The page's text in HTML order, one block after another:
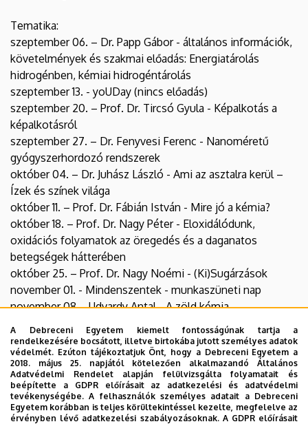
Tematika:
szeptember 06. – Dr. Papp Gábor - általános információk,
követelmények és szakmai előadás: Energiatárolás
hidrogénben, kémiai hidrogéntárolás
szeptember 13. - yoUDay (nincs előadás)
szeptember 20. – Prof. Dr. Tircsó Gyula - Képalkotás a
képalkotásról
szeptember 27. – Dr. Fenyvesi Ferenc - Nanoméretű
gyógyszerhordozó rendszerek
október 04. – Dr. Juhász László - Ami az asztalra kerül –
Ízek és színek világa
október 11. – Prof. Dr. Fábián István - Mire jó a kémia?
október 18. – Prof. Dr. Nagy Péter - Eloxidálódunk,
oxidációs folyamatok az öregedés és a daganatos
betegségek hátterében
október 25. – Prof. Dr. Nagy Noémi - (Ki)Sugárzások
november 01. - Mindenszentek - munkaszüneti nap
november 08. - Udvardy Antal - A zöld kémia
november 15. – Prof. Dr. Veres Szilvia - Növényi
festékanyagok kémiája
november 22. – Dr. Lázár István - Aerogélek
november 29. – Prof. Dr. Kurtán Tibor - Sztereokémia a
mindennapi életben
A Debreceni Egyetem kiemelt fontosságúnak tartja a
rendelkezésére bocsátott, illetve birtokába jutott személyes adatok
védelmét. Ezúton tájékoztatjuk Önt, hogy a Debreceni Egyetem a
2018. május 25. napjától kötelezően alkalmazandó Általános
Adatvédelmi Rendelet alapján felülvizsgálta folyamatait és
beépítette a GDPR előírásait az adatkezelési és adatvédelmi
tevékenységébe. A felhasználók személyes adatait a Debreceni
Egyetem korábban is teljes körültekintéssel kezelte, megfelelve az
érvényben lévő adatkezelési szabályozásoknak. A GDPR előírásait